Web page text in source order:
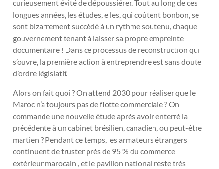
curieusement évité de dépoussiérer. Tout au long de ces
longues années, les études, elles, qui coûtent bonbon, se
sont bizarrement succédé à un rythme soutenu, chaque
gouvernement tenant à laisser sa propre empreinte
documentaire ! Dans ce processus de reconstruction qui
s’ouvre, la première action à entreprendre est sans doute
d’ordre législatif.
Alors on fait quoi ? On attend 2030 pour réaliser que le
Maroc n’a toujours pas de flotte commerciale ? On
commande une nouvelle étude après avoir enterré la
précédente à un cabinet brésilien, canadien, ou peut-être
martien ? Pendant ce temps, les armateurs étrangers
continuent de truster près de 95 % du commerce
extérieur marocain , et le pavillon national reste très